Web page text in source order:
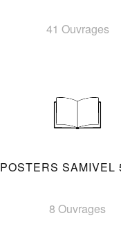
41 Ouvrages
POSTERS SAMIVEL
8 Ouvrages